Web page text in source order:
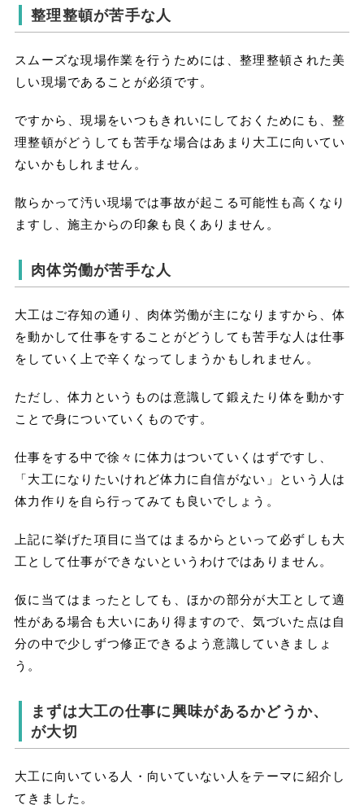
整理整頓が苦手な人
スムーズな現場作業を行うためには、整理整頓された美
しい現場であることが必須です。
ですから、現場をいつもきれいにしておくためにも、整
理整頓がどうしても苦手な場合はあまり大工に向いてい
ないかもしれません。
散らかって汚い現場では事故が起こる可能性も高くなり
ますし、施主からの印象も良くありません。
肉体労働が苦手な人
大工はご存知の通り、肉体労働が主になりますから、体
を動かして仕事をすることがどうしても苦手な人は仕事
をしていく上で辛くなってしまうかもしれません。
ただし、体力というものは意識して鍛えたり体を動かす
ことで身についていくものです。
仕事をする中で徐々に体力はついていくはずですし、
「大工になりたいけれど体力に自信がない」という人は
体力作りを自ら行ってみても良いでしょう。
上記に挙げた項目に当てはまるからといって必ずしも大
工として仕事ができないというわけではありません。
仮に当てはまったとしても、ほかの部分が大工として適
性がある場合も大いにあり得ますので、気づいた点は自
分の中で少しずつ修正できるよう意識していきましょ
う。
まずは大工の仕事に興味があるかどうか、
が大切
大工に向いている人・向いていない人をテーマに紹介し
てきました。